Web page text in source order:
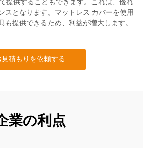
提供することもできます。これは、優れ
スとなります。マットレス カバーを使用
も提供できるため、利益が増大します。
見積もりを依頼する
業の利点